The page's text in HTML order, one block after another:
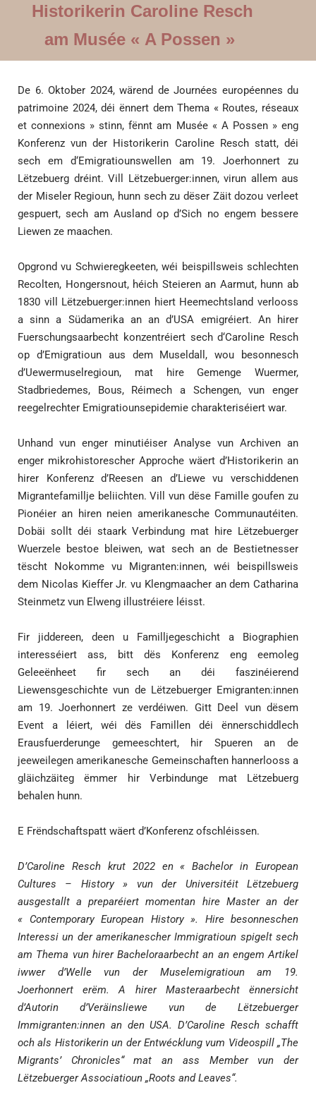
Historikerin Caroline Resch
am Musée « A Possen »
De 6. Oktober 2024, wärend de Journées européennes du
patrimoine 2024, déi ënnert dem Thema « Routes, réseaux
et connexions » stinn, fënnt am Musée « A Possen » eng
Konferenz vun der Historikerin Caroline Resch statt, déi
sech em d‘Emigratiounswellen am 19. Joerhonnert zu
Lëtzebuerg dréint. Vill Lëtzebuerger:innen, virun allem aus
der Miseler Regioun, hunn sech zu dëser Zäit dozou verleet
gespuert, sech am Ausland op d’Sich no engem bessere
Liewen ze maachen.
Opgrond vu Schwieregkeeten, wéi beispillsweis schlechten
Recolten, Hongersnout, héich Steieren an Aarmut, hunn ab
1830 vill Lëtzebuerger:innen hiert Heemechtsland verlooss
a sinn a Südamerika an an d’USA emigréiert. An hirer
Fuerschungsaarbecht konzentréiert sech d‘Caroline Resch
op d’Emigratioun aus dem Museldall, wou besonnesch
d’Uewermuselregioun, mat hire Gemenge Wuermer,
Stadbriedemes, Bous, Réimech a Schengen, vun enger
reegelrechter Emigratiounsepidemie charakteriséiert war.
Unhand vun enger minutiéiser Analyse vun Archiven an
enger mikrohistorescher Approche wäert d’Historikerin an
hirer Konferenz d’Reesen an d’Liewe vu verschiddenen
Migrantefamillje beliichten. Vill vun dëse Famille goufen zu
Pionéier an hiren neien amerikanesche Communautéiten.
Dobäi sollt déi staark Verbindung mat hire Lëtzebuerger
Wuerzele bestoe bleiwen, wat sech an de Bestietnesser
tëscht Nokomme vu Migranten:innen, wéi beispillsweis
dem Nicolas Kieffer Jr. vu Klengmaacher an dem Catharina
Steinmetz vun Elweng illustréiere léisst.
Fir jiddereen, deen u Familljegeschicht a Biographien
interesséiert ass, bitt dës Konferenz eng eemoleg
Geleeënheet fir sech an déi faszinéierend
Liewensgeschichte vun de Lëtzebuerger Emigranten:innen
am 19. Joerhonnert ze verdéiwen. Gitt Deel vun dësem
Event a léiert, wéi dës Famillen déi ënnerschiddlech
Erausfuerderunge gemeeschtert, hir Spueren an de
jeeweilegen amerikanesche Gemeinschaften hannerlooss a
gläichzäiteg ëmmer hir Verbindunge mat Lëtzebuerg
behalen hunn.
E Frëndschaftspatt wäert d’Konferenz ofschléissen.
D’Caroline Resch krut 2022 en « Bachelor in European
Cultures – History » vun der Universitéit Lëtzebuerg
ausgestallt a preparéiert momentan hire Master an der
« Contemporary European History ». Hire besonneschen
Interessi un der amerikanescher Immigratioun spigelt sech
am Thema vun hirer Bacheloraarbecht an an engem Artikel
iwwer d’Welle vun der Muselemigratioun am 19.
Joerhonnert erëm. A hirer Masteraarbecht ënnersicht
d’Autorin d’Veräinsliewe vun de Lëtzebuerger
Immigranten:innen an den USA. D’Caroline Resch schafft
och als Historikerin un der Entwécklung vum Videospill „The
Migrants’ Chronicles“ mat an ass Member vun der
Lëtzebuerger Associatioun „Roots and Leaves“.